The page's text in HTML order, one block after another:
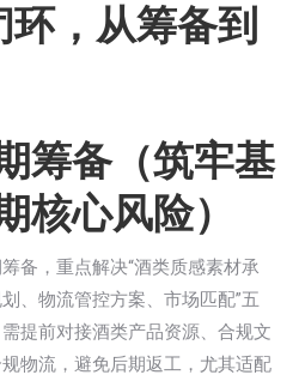
，从筹备到
筹备（筑牢基
核心风险）
备，重点解决“酒类质感素材承
、物流管控方案、市场匹配”五
提前对接酒类产品资源、合规文
物流，避免后期返工，尤其适配